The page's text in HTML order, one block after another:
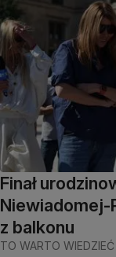
Finał
Niewiadomej-
z balkonu
TO WARTO WIEDZIEĆ